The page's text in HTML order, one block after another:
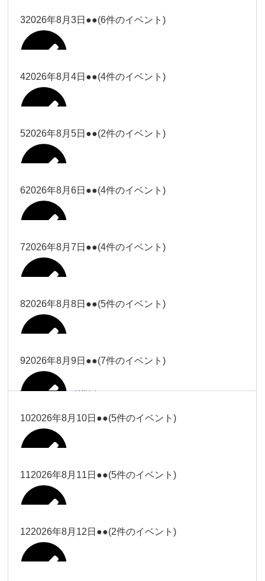
Close
松本（9時ー18時）
2026年7月27日
関谷（17-
Close
関谷（17-19時）
2026年7月27日
院長
院長
2026年7月28日
大西（9時
ー18時）
大西（9時ー18時）
小林
Close
2026年7月28日
Close Close
武井
2026年7月28日
関谷
2026年7月29日
塩川（9時
ー18時）
Close Close
塩川（9時ー18時）
2026年7月30日
Close
武井
2026年7月30日
関谷（17-
Close
関谷（17-19時）
2026年7月30日
院長
院長
松本（9時
ー18時）
Close Close
松本（9時ー18時）
2026年7月31日
Close
武井
2026年7月31日
関谷（17-
Close
関谷（17-19時）
2026年7月31日
Close Close
塩川（9時ー18時）
2026年8月1日
大西
Close Close
2026年8月1日
Close
小林
2026年8月1日
武井
武井
大西
大西
Close Close
小林
2026年8月2日
松本
松本
武井(9時ー
18時)
武井(9時ー18時)
32026年8月3日 ●●(6件のイベント)
大西
大西
小林
Close Close
小林
2026年8月3日
松本（9時
Close
松本（9時ー18時）
2026年8月3日
武井
42026年8月4日 ●●(4件のイベント)
冨田（17
時）
Close Close
2026年8月4日
大西（9時
ー18時）
Close Close
大西（9時ー18時）
2026年8月4日
小林
小林
52026年8月5日 ●●(2件のイベント)
冨田
冨田
塩川
Close Close
塩川
2026年8月5日
62026年8月6日 ●●(4件のイベント)
冨田
冨田
Close Close
塩川
2026年8月6日
関谷（17-
72026年8月7日 ●●(4件のイベント)
大西
大西
松本（9時
ー18時）
Close Close
松本（9時ー18時）
2026年8月7日
82026年8月8日 ●●(5件のイベント)
大西（9時
Close Close
大西（9時ー18時）
2026年8月8日
小林
Close Close
92026年8月9日 ●●(7件のイベント)
塩川
塩川
102026年8月10日 ●●(5件のイベント)
小林
小林
112026年8月11日 ●●(5件のイベント)
塩川（9時
122026年8月12日 ●●(2件のイベント)